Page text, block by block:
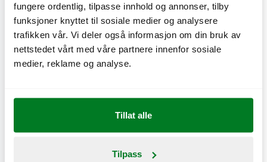
fungere ordentlig, tilpasse innhold og annonser, tilby
funksjoner knyttet til sosiale medier og analysere
trafikken vår. Vi deler også informasjon om din bruk av
nettstedet vårt med våre partnere innenfor sosiale
medier, reklame og analyse.
Tillat alle
Tilpass
CO2e 0,2 kg
Næringsinnhold
Produktinformasjon